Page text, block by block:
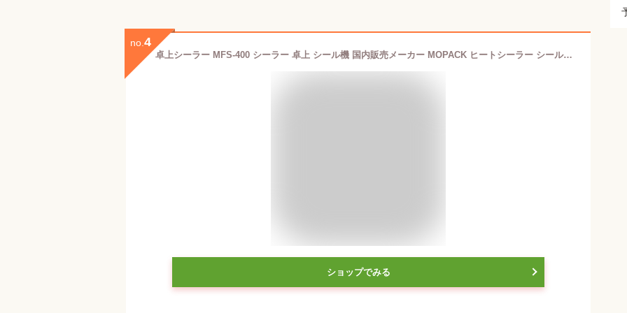
no. 4
卓上シーラー MFS-400 シーラー 卓上 シール機 国内販売メーカー MOPACK ヒートシーラー シール長さ 40cm 幅2mm メーカー保証1年付き 保存 菓子 袋とじ 食品 簡単 40センチ 業務用 オフィス 店舗
ショップでみる